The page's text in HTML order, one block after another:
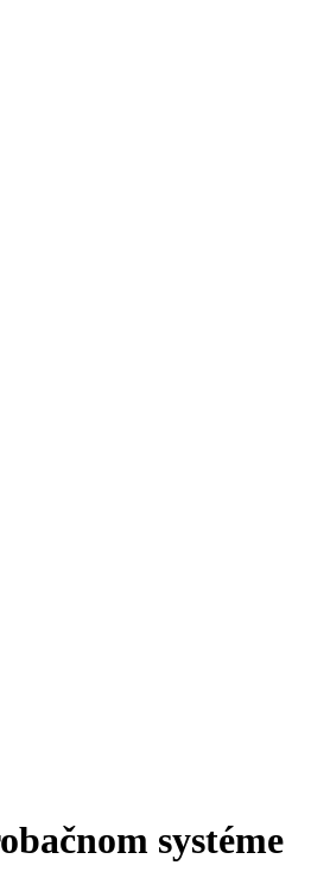
systéme